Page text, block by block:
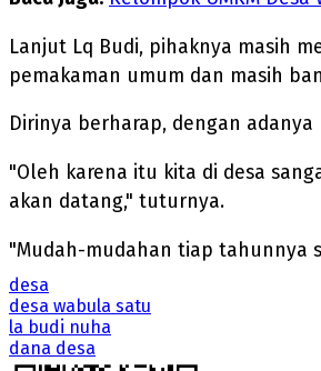
Lanjut Lq Budi, pihaknya masih
pemakaman umum dan masih
Dirinya berharap, dengan
"Oleh karena itu kita di desa
akan datang," tuturnya.
"Mudah-mudahan tiap tahunnya
desa
desa wabula satu
la budi nuha
dana desa